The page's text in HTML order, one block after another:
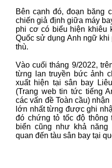
Bên cạnh đó,đoạn băng
chiếngiả định giữa máy
phi cơ có biểu hiện khiêu
Quốc sử dụng Anh ngữ
thù.
Vào cuốitháng 9/2022,
từng lan truyền bức ảnh
xuất hiện tại sân bay
(Trang web tin tức tiếng
các vấn đề Toàn cầu)
lớn nhất từng được ghi
đó chứng tỏ tốc độ thông
biển cũng như khả
quan đến tàu sân bay tại